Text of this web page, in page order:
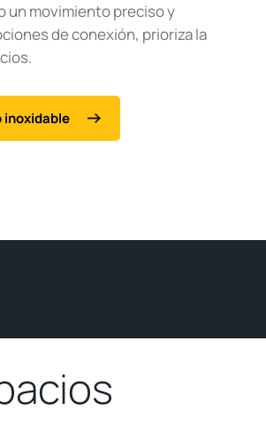
un movimiento preciso y
de conexión, prioriza la
inoxidable